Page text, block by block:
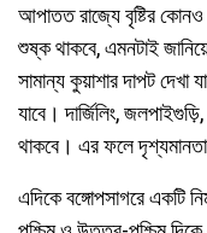
আপাতত রাজ্যে বৃষ্টির
শুষ্ক থাকবে, এমনটাই
সামান্য কুয়াশার দাপট
যাবে। দার্জিলিং,
থাকবে। এর ফলে দৃশ্যমানতা
এদিকে বঙ্গোপসাগরে একটি